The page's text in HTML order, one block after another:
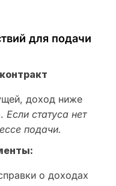
для подачи
доход ниже
Если статуса нет
подачи.
о доходах